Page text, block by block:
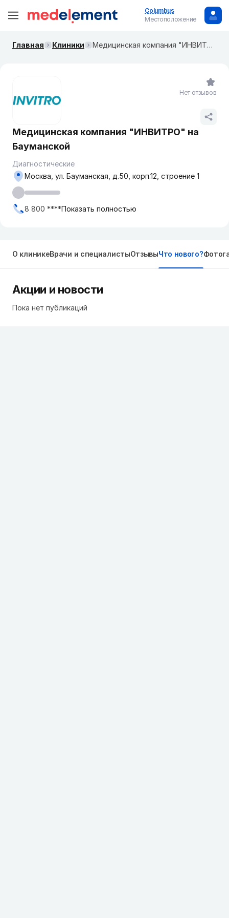
Columbus
Местоположение
Главная Клиники Медицинская компания "ИНВИТРО" на ​​Бауманской
Медицинская компания "ИНВИТРО" на ​​
Бауманской
Диагностические
Москва, ​ул. Бауманская, д.50, корп.12, строение 1
8 800 ****Показать полностью
Нет отзывов
О клиникеВрачи и специалистыОтзывыЧто нового?
Акции и новости
Пока нет публикаций